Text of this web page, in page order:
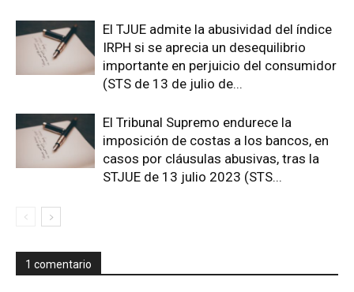
El TJUE admite la abusividad del índice
IRPH si se aprecia un desequilibrio
importante en perjuicio del consumidor
(STS de 13 de julio de...
El Tribunal Supremo endurece la
imposición de costas a los bancos, en
casos por cláusulas abusivas, tras la
STJUE de 13 julio 2023 (STS...
1 comentario